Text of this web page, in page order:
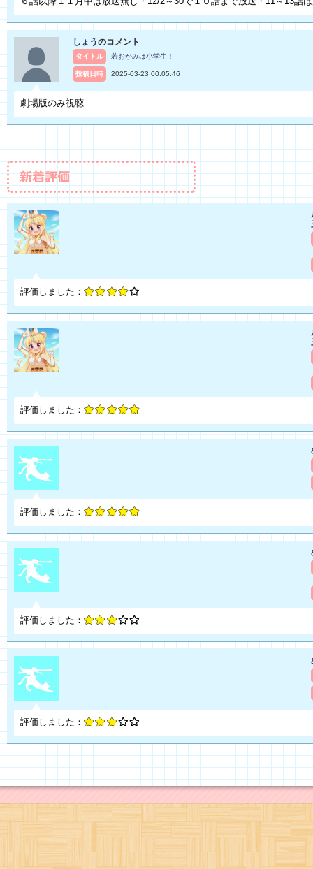
しょうのコメント
タイトル 若おかみは小学生！
投稿日時 2025-03-23 00:05:46
劇場版のみ視聴
評価しました：
評価しました：
評価しました：
評価しました：
評価しました：